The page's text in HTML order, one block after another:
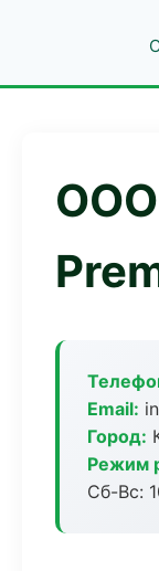
ООО
Email:
Город:
Режим
Сб-Вс: